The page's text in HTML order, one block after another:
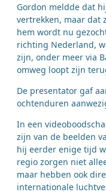
Gordon meldde dat
vertrekken, maar dat
hem wordt nu
richting Nederland,
zijn, onder meer via
omweg loopt zijn
De presentator gaf
ochtenduren
In een
zijn van de beelden
hij eerder enige tijd
regio zorgen niet
maar hebben ook
internationale